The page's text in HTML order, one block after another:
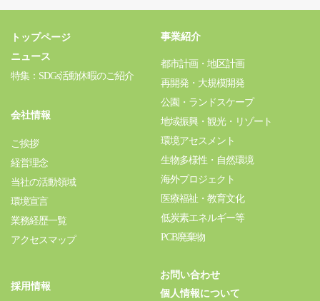
トップページ
ニュース
特集：SDGs活動休暇のご紹介
会社情報
ご挨拶
経営理念
当社の活動領域
環境宣言
業務経歴一覧
アクセスマップ
事業紹介
都市計画・地区計画
再開発・大規模開発
公園・ランドスケープ
地域振興・観光・リゾート
環境アセスメント
生物多様性・自然環境
海外プロジェクト
医療福祉・教育文化
低炭素エネルギー等
PCB廃棄物
採用情報
お問い合わせ
個人情報について